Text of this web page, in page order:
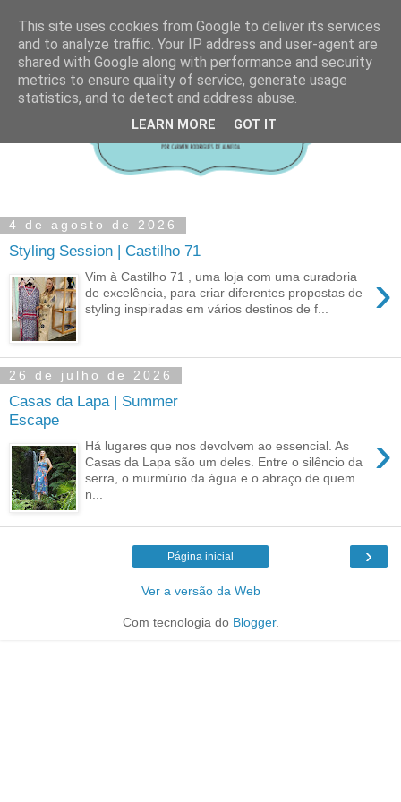
4 de agosto de 2026
Styling Session | Castilho 71
›
Vim à Castilho 71 , uma loja com uma curadoria
de excelência, para criar diferentes propostas de
styling inspiradas em vários destinos de f...
26 de julho de 2026
Casas da Lapa | Summer
Escape
›
Há lugares que nos devolvem ao essencial. As
Casas da Lapa são um deles. Entre o silêncio da
serra, o murmúrio da água e o abraço de quem
n...
›
Página inicial
Ver a versão da Web
Com tecnologia do Blogger.
This site uses cookies from Google to deliver its services
and to analyze traffic. Your IP address and user-agent are
shared with Google along with performance and security
metrics to ensure quality of service, generate usage
statistics, and to detect and address abuse.
LEARN MORE GOT IT